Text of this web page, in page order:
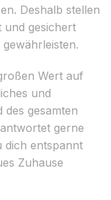
Deshalb stellen
und gesichert
Wert auf
und
des gesamten
gerne
dich entspannt
Zuhause